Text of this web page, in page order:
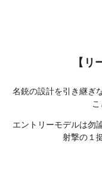
【
名銃の設計を引き継ぎ
エントリーモデルは勿
射撃の１